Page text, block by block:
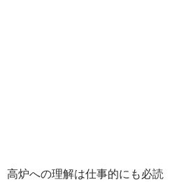
高炉への理解は仕事的にも必読